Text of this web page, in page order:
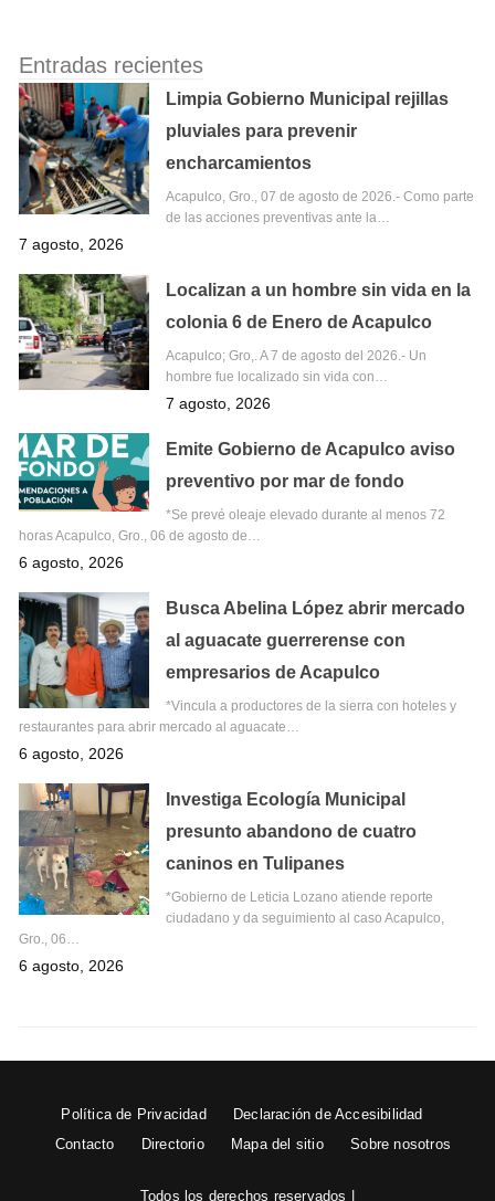
Entradas recientes
Limpia Gobierno Municipal rejillas
pluviales para prevenir
encharcamientos
Acapulco, Gro., 07 de agosto de 2026.- Como parte
de las acciones preventivas ante la…
7 agosto, 2026
Localizan a un hombre sin vida en la
colonia 6 de Enero de Acapulco
Acapulco; Gro,. A 7 de agosto del 2026.- Un
hombre fue localizado sin vida con…
7 agosto, 2026
Emite Gobierno de Acapulco aviso
preventivo por mar de fondo
*Se prevé oleaje elevado durante al menos 72
horas Acapulco, Gro., 06 de agosto de…
6 agosto, 2026
Busca Abelina López abrir mercado
al aguacate guerrerense con
empresarios de Acapulco
*Vincula a productores de la sierra con hoteles y
restaurantes para abrir mercado al aguacate…
6 agosto, 2026
Investiga Ecología Municipal
presunto abandono de cuatro
caninos en Tulipanes
*Gobierno de Leticia Lozano atiende reporte
ciudadano y da seguimiento al caso Acapulco,
Gro., 06…
6 agosto, 2026
Política de Privacidad
Declaración de Accesibilidad
Contacto
Directorio Mapa del sitio Sobre nosotros
Todos los derechos reservados |